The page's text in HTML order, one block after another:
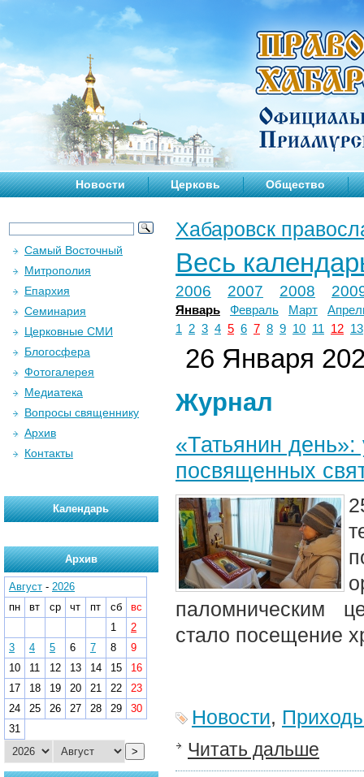
Новости Церковь Общество
Хабаровск
Весь
2006 2007 2008
Январь Февраль Март
1
2 3 4 5 6 7 8 9 10 11 12 13
26 Января
Журнал
«Татьянин день»:
посвященных
паломническим
стало посещение
Новости,
Читать дальше
Самый Восточный
Митрополия
Епархия
Семинария
Церковные СМИ
Блогосфера
Фотогалерея
Медиатека
Вопросы священнику
Архив
Контакты
Календарь
Архив
Август - 2026
пн
вт ср чт пт сб
вс
1
2
3
4 5 6 7 8
9
10
11 12 13 14 15
16
17
18 19 20 21 22
23
24
25 26 27 28 29
30
31
>